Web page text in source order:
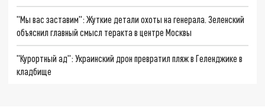
"Мы вас заставим": Жуткие детали охоты на генерала. Зеленский
объяснил главный смысл теракта в центре Москвы
"Курортный ад": Украинский дрон превратил пляж в Геленджике в
кладбище